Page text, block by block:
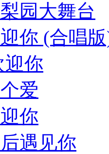
园大舞台
你 (合唱
迎你
爱
你
遇见你